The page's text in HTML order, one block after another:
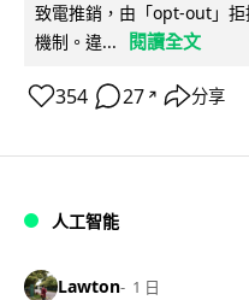
致電推銷，由「opt-out」
機制。違...
閱讀全文
354 27 ↗ 分享
人工智能
Lawton 1 日